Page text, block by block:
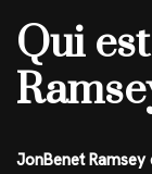
Qui
JonBenet